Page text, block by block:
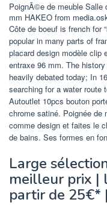
PoignÃ©e de meuble Salle
mm HAKEO from
Côte de boeuf is french for
popular in many parts of
placard design modèle clip
entraxe 96 mm. The
heavily debated today; In
searching for a water
Autoutlet 10pcs bouton
chrome satiné. Poignée de
comme design et faites le
de bains. Ses formes en
Large
meilleur prix |
partir de 25€*